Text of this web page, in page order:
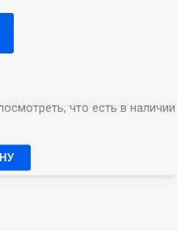
что есть в наличии
→